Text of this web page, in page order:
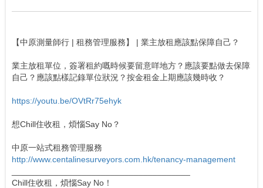
【中原測量師行 | 租務管理服務】 | 業主放租應該點保障自己？
業主放租單位，簽署租約嘅時候要留意咩地方？應該要點做去保障
自己？應該點樣記錄單位狀況？按金租金上期應該幾時收？
https://youtu.be/OVtRr75ehyk
想Chill住收租，煩惱Say No？
中原一站式租務管理服務
http://www.centalinesurveyors.com.hk/tenancy-management
Chill住收租，煩惱Say No！